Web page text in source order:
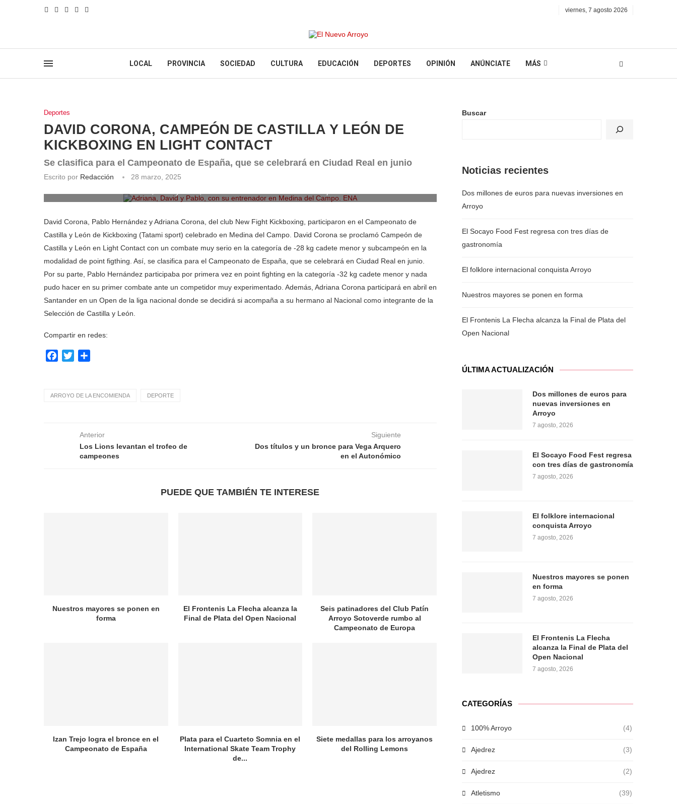
viernes, 7 agosto 2026
LOCAL PROVINCIA SOCIEDAD CULTURA EDUCACIÓN DEPORTES OPINIÓN ANÚNCIATE MÁS
Deportes
DAVID CORONA, CAMPEÓN DE CASTILLA Y LEÓN DE
KICKBOXING EN LIGHT CONTACT
Se clasifica para el Campeonato de España, que se celebrará en Ciudad Real en junio
Escrito por Redacción
28 marzo, 2025
David Corona, Pablo Hernández y Adriana Corona, del club New Fight Kickboxing, participaron en el Campeonato de
Castilla y León de Kickboxing (Tatami sport) celebrado en Medina del Campo. David Corona se proclamó Campeón de
Castilla y León en Light Contact con un combate muy serio en la categoría de -28 kg cadete menor y subcampeón en la
modalidad de point figthing. Así, se clasifica para el Campeonato de España, que se celebrará en Ciudad Real en junio.
Por su parte, Pablo Hernández participaba por primera vez en point fighting en la categoría -32 kg cadete menor y nada
pudo hacer en su primer combate ante un competidor muy experimentado. Además, Adriana Corona participará en abril en
Santander en un Open de la liga nacional donde se decidirá si acompaña a su hermano al Nacional como integrante de la
Selección de Castilla y León.
Compartir en redes:
Facebook
Twitter
ARROYO DE LA ENCOMIENDA DEPORTE
Anterior
Los Lions levantan el trofeo de
campeones
Siguiente
Dos títulos y un bronce para Vega Arquero
en el Autonómico
PUEDE QUE TAMBIÉN TE INTERESE
Nuestros mayores se ponen en
forma
El Frontenis La Flecha alcanza la
Final de Plata del Open Nacional
Seis patinadores del Club Patín
Arroyo Sotoverde rumbo al
Campeonato de Europa
Izan Trejo logra el bronce en el
Campeonato de España
Plata para el Cuarteto Somnia en el
International Skate Team Trophy
de...
Siete medallas para los arroyanos
del Rolling Lemons
Buscar
Noticias recientes
Dos millones de euros para nuevas inversiones en
Arroyo
El Socayo Food Fest regresa con tres días de
gastronomía
El folklore internacional conquista Arroyo
Nuestros mayores se ponen en forma
El Frontenis La Flecha alcanza la Final de Plata del
Open Nacional
ÚLTIMA ACTUALIZACIÓN
Dos millones de euros para
nuevas inversiones en
Arroyo
7 agosto, 2026
El Socayo Food Fest regresa
con tres días de gastronomía
7 agosto, 2026
El folklore internacional
conquista Arroyo
7 agosto, 2026
Nuestros mayores se ponen
en forma
7 agosto, 2026
El Frontenis La Flecha
alcanza la Final de Plata del
Open Nacional
7 agosto, 2026
CATEGORÍAS
100% Arroyo (4)
Ajedrez (3)
Ajedrez (2)
Atletismo (39)